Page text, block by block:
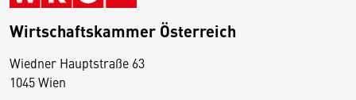
Wirtschaftskammer Österreich
Wiedner Hauptstraße 63
1045 Wien
D